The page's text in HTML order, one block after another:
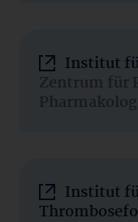
Institut
Zentrum für
Institut